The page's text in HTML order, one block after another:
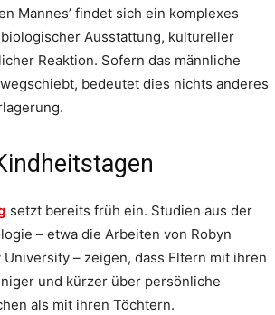
Mannes’ findet sich ein komplexes
Ausstattung, kultureller
Reaktion. Sofern das männliche
bedeutet dies nichts anderes
setzt bereits früh ein. Studien aus der
– etwa die Arbeiten von Robyn
University – zeigen, dass Eltern mit ihren
und kürzer über persönliche
als mit ihren Töchtern.